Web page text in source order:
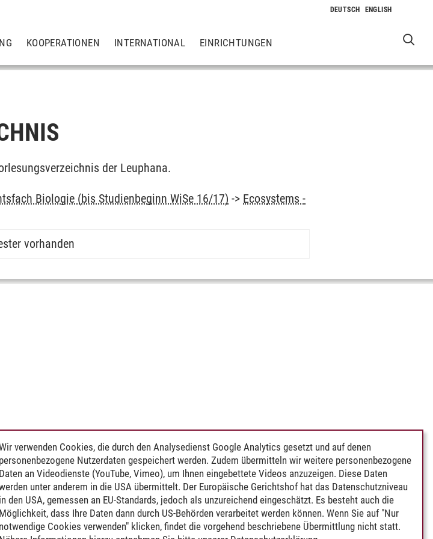
KOOPERATIONEN INTERNATIONAL EINRICHTUNGEN
der Leuphana.
Biologie (bis Studienbeginn WiSe 16/17) -> Ecosystems -
vorhanden
verwenden Cookies, die durch den Analysedienst Google Analytics gesetzt und auf denen
personenbezogene Nutzerdaten gespeichert werden. Zudem übermitteln wir weitere personenbezogene
Daten an Videodienste (YouTube, Vimeo), um Ihnen eingebettete Videos anzuzeigen. Diese Daten
unter anderem in die USA übermittelt. Der Europäische Gerichtshof hat das Datenschutzniveau
in den USA, gemessen an EU-Standards, jedoch als unzureichend eingeschätzt. Es besteht auch die
Möglichkeit, dass Ihre Daten dann durch US-Behörden verarbeitet werden können. Wenn Sie auf "Nur
notwendige Cookies verwenden" klicken, findet die vorgehend beschriebene Übermittlung nicht statt.